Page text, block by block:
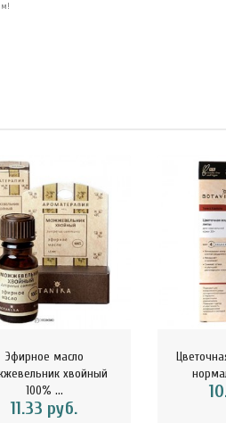
Эфирное масло
хвойный
100% ...
11.33 руб.